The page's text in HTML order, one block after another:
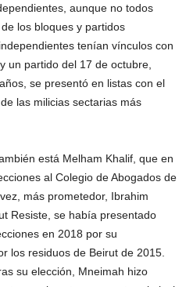
aunque no todos
los bloques y partidos
tenían vínculos con
un partido del 17 de octubre,
se presentó en listas con el
las milicias sectarias más
está Melham Khalif, que en
al Colegio de Abogados de
más prometedor, Ibrahim
Resiste, se había presentado
en 2018 por su
los residuos de Beirut de 2015.
su elección, Mneimah hizo